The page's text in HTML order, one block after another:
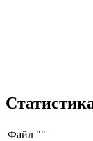
Файл ""